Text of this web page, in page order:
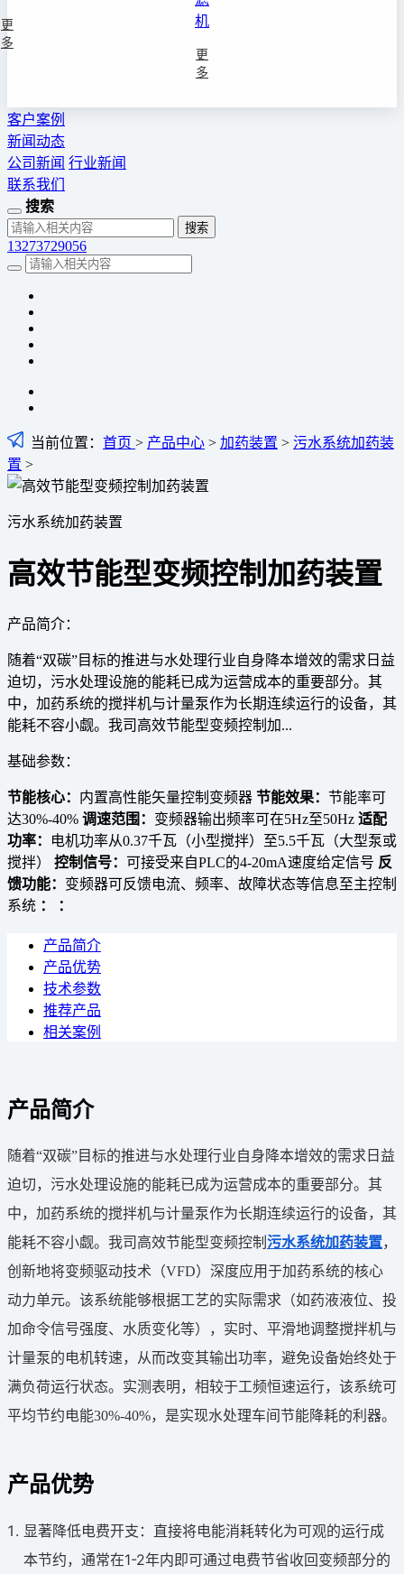
更
多
机
更
多
客户案例
新闻动态
公司新闻 行业新闻
联系我们
搜索
13273729056
当前位置： 首页 > 产品中心 > 加药装置 > 污水系统加药装
置 >
污水系统加药装置
高效节能型变频控制加药装置
产品简介：
随着“双碳”目标的推进与水处理行业自身降本增效的需求日益
迫切，污水处理设施的能耗已成为运营成本的重要部分。其
中，加药系统的搅拌机与计量泵作为长期连续运行的设备，其
能耗不容小觑。我司高效节能型变频控制加...
基础参数：
节能核心： 内置高性能矢量控制变频器 节能效果： 节能率可
达30%-40% 调速范围： 变频器输出频率可在5Hz至50Hz 适配
功率：
电机功率从0.37千瓦（小型搅拌）至5.5千瓦（大型泵或
搅拌） 控制信号： 可接受来自PLC的4-20mA速度给定信号 反
馈功能： 变频器可反馈电流、频率、故障状态等信息至主控制
系统 ： ：
产品简介
产品优势
技术参数
推荐产品
相关案例
产品简介
随着“双碳”目标的推进与水处理行业自身降本增效的需求日益
迫切，污水处理设施的能耗已成为运营成本的重要部分。其
中，加药系统的搅拌机与计量泵作为长期连续运行的设备，其
能耗不容小觑。我司高效节能型变频控制 污水系统加药装置，
创新地将变频驱动技术（VFD）深度应用于加药系统的核心
动力单元。该系统能够根据工艺的实际需求（如药液液位、投
加命令信号强度、水质变化等），实时、平滑地调整搅拌机与
计量泵的电机转速，从而改变其输出功率，避免设备始终处于
满负荷运行状态。实测表明，相较于工频恒速运行，该系统可
平均节约电能30%-40%，是实现水处理车间节能降耗的利器。
产品优势
显著降低电费开支：直接将电能消耗转化为可观的运行成
本节约，通常在1-2年内即可通过电费节省收回变频部分的